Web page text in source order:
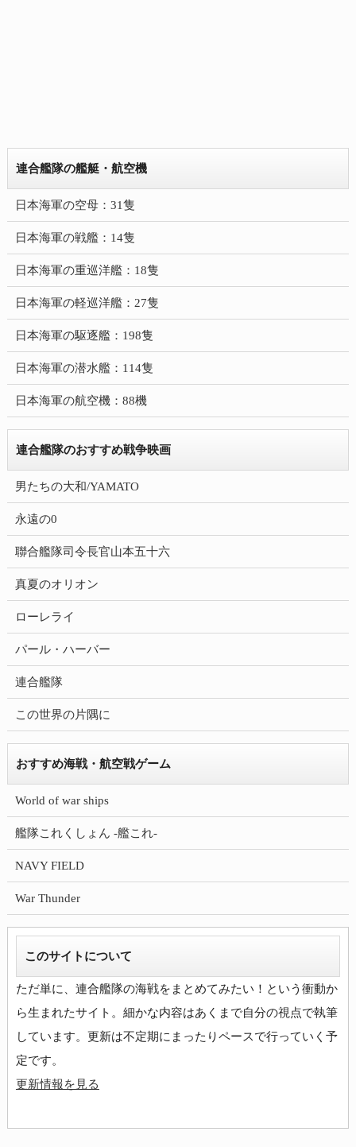
連合艦隊の艦艇・航空機
日本海軍の空母：31隻
日本海軍の戦艦：14隻
日本海軍の重巡洋艦：18隻
日本海軍の軽巡洋艦：27隻
日本海軍の駆逐艦：198隻
日本海軍の潜水艦：114隻
日本海軍の航空機：88機
連合艦隊のおすすめ戦争映画
男たちの大和/YAMATO
永遠の0
聯合艦隊司令長官山本五十六
真夏のオリオン
ローレライ
パール・ハーバー
連合艦隊
この世界の片隅に
おすすめ海戦・航空戦ゲーム
World of war ships
艦隊これくしょん -艦これ-
NAVY FIELD
War Thunder
このサイトについて
ただ単に、連合艦隊の海戦をまとめてみたい！という衝動か
ら生まれたサイト。細かな内容はあくまで自分の視点で執筆
しています。更新は不定期にまったりペースで行っていく予
更新情報を見る